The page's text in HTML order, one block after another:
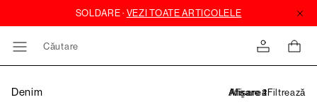
Căutare
Denim Filtrează